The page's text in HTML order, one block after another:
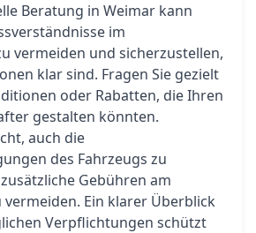
Beratung in Weimar kann
im
vermeiden und sicherzustellen,
klar sind. Fragen Sie gezielt
oder Rabatten, die Ihren
gestalten könnten.
auch die
des Fahrzeugs zu
Gebühren am
Ein klarer Überblick
Verpflichtungen schützt